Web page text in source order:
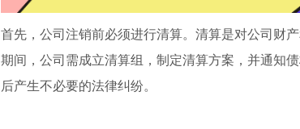
首先，公司注销前必须进行清算。清算是对公司财
期间，公司需成立清算组，制定清算方案，并通知
后产生不必要的法律纠纷。